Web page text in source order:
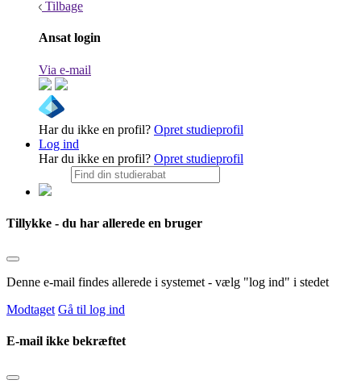
Tilbage
Ansat login
Via e-mail
Har du ikke en profil? Opret studieprofil
Log ind
Har du ikke en profil? Opret studieprofil
Tillykke - du har allerede en bruger
Denne e-mail findes allerede i systemet - vælg "log ind" i stedet
Modtaget Gå til log ind
E-mail ikke bekræftet